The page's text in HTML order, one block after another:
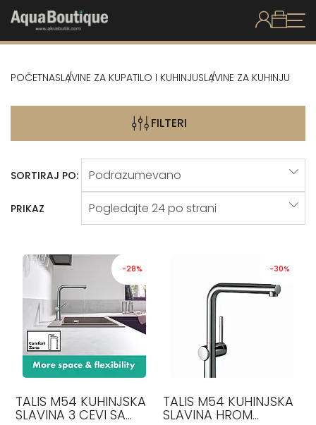
POČETNASLAVINE ZA KUPATILO I KUHINJUSLAVINE ZA KUHINJU
FILTERI
SORTIRAJ PO:
PRIKAZ
-28%
TALIS M54 KUHINJSKA
SLAVINA 3 CEVI SA
-30%
TALIS M54 KUHINJSKA
SLAVINA HROM